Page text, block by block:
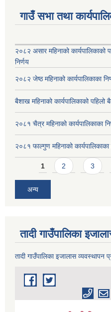
गाउँ सभा तथा
२०८२ असार महिनाको कार्यपालिकाको
निर्णय
२०८२ जेष्ठ महिनाको कार्यपालिकाका
बैशाख महिनाको कार्यपालिकाको पहिलो
२०८१ चैत्र महिनाको कार्यपालिकाका
२०८१ फाल्गुण महिनाको कार्यपालिकाका
Pages
1 2 3
अन्य
तादी गाउँपालिका
तादी गाउँपालिका इजालास व्यवस्थापन